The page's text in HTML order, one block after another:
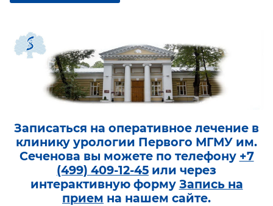
Записаться на оперативное лечение в
клинику урологии Первого МГМУ им.
Сеченова вы можете по телефону +7
(499) 409-12-45 или через
интерактивную форму Запись на
прием на нашем сайте.